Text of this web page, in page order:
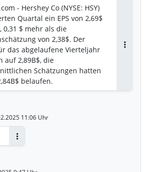
- Hershey Co (NYSE: HSY)
Quartal ein EPS von 2,69$
0,31 $ mehr als die
von 2,38$. Der
das abgelaufene Vierteljahr
auf 2,89B$, die
Schätzungen hatten
belaufen.
11:06 Uhr